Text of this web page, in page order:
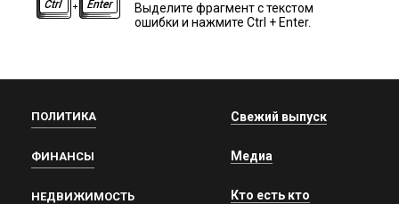
Выделите фрагмент с текстом
ошибки и нажмите Ctrl + Enter.
ПОЛИТИКА
ФИНАНСЫ
НЕДВИЖИМОСТЬ
Свежий выпуск
Медиа
Кто есть кто